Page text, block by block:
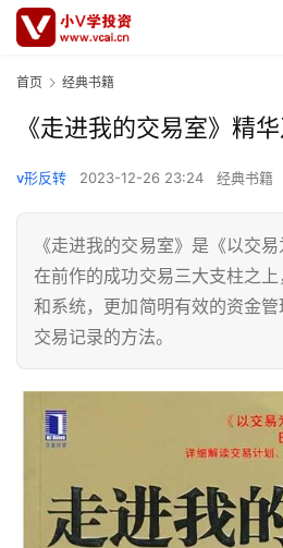
首页 经典书籍
《走进我的交易室》精
v形反转 2023-12-26 23:24 经典书籍
《走进我的交易室》是《以交
在前作的成功交易三大支柱之
和系统，更加简明有效的资金
交易记录的方法。